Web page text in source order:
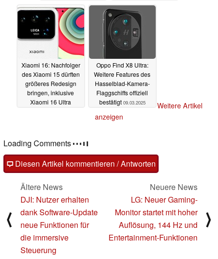
10.03.2025 10.03.2025
Xiaomi 16: Nachfolger
des Xiaomi 15 dürften
größeres Redesign
bringen, inklusive
Xiaomi 16 Ultra
Oppo Find X8 Ultra:
Weitere Features des
Hasselblad-Kamera-
Flaggschiffs offiziell
bestätigt 09.03.2025
Weitere Artikel
anzeigen
Loading Comments
Diesen Artikel kommentieren / Antworten
⟨
Ältere News
DJI: Nutzer erhalten
dank Software-Update
neue Funktionen für
die immersive
Steuerung
Neuere News
LG: Neuer Gaming-
Monitor startet mit hoher
Auflösung, 144 Hz und
Entertainment-Funktionen
⟩